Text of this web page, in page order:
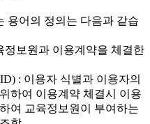
용어의 정의는 다음과 같습
보원과 이용계약을 체결한
: 이용자 식별과 이용자의
하여 이용계약 체결시 이용
여 교육정보원이 부여하는